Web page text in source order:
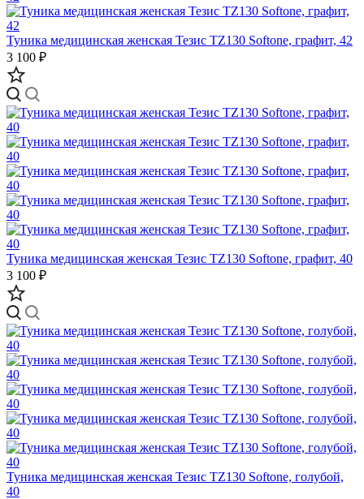
Туника медицинская женская Тезис TZ130 Softone, графит, 42
3 100 ₽
Туника медицинская женская Тезис TZ130 Softone, графит, 40
3 100 ₽
Туника медицинская женская Тезис TZ130 Softone, голубой,
40